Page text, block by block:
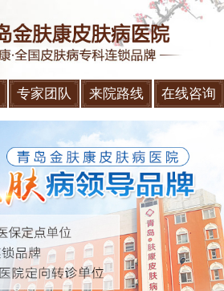
专家团队 来院路线 在线咨询